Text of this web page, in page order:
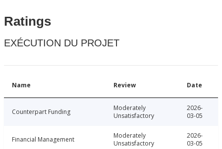
Ratings
EXÉCUTION DU PROJET
Name Review Date
Counterpart Funding
Moderately
Unsatisfactory
2026-
03-05
Financial Management
Moderately
Unsatisfactory
2026-
03-05